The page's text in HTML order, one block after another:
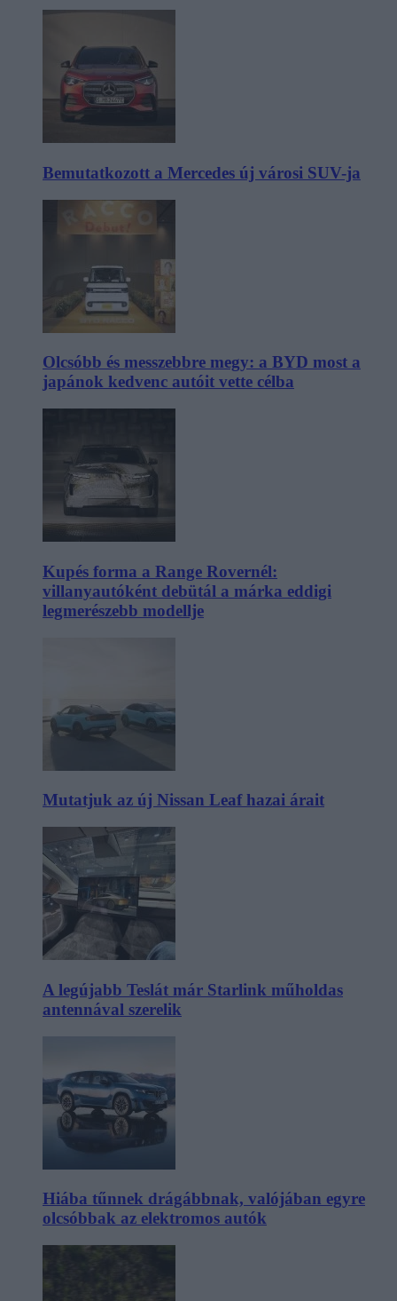
Bemutatkozott a Mercedes új városi SUV-ja
Olcsóbb és messzebbre megy: a BYD most a
japánok kedvenc autóit vette célba
Kupés forma a Range Rovernél:
villanyautóként debütál a márka eddigi
legmerészebb modellje
Mutatjuk az új Nissan Leaf hazai árait
A legújabb Teslát már Starlink műholdas
antennával szerelik
Hiába tűnnek drágábbnak, valójában egyre
olcsóbbak az elektromos autók